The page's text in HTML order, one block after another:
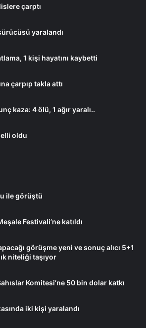
çarptı
yaralandı
1 kişi hayatını kaybetti
çarpıp takla attı
kaza: 4 ölü, 1 ağır yaralı..
oldu
ile görüştü
Festivali’ne katıldı
görüşme yeni ve sonuç alıcı 5+1
niteliği taşıyor
Komitesi’ne 50 bin dolar katkı
iki kişi yaralandı